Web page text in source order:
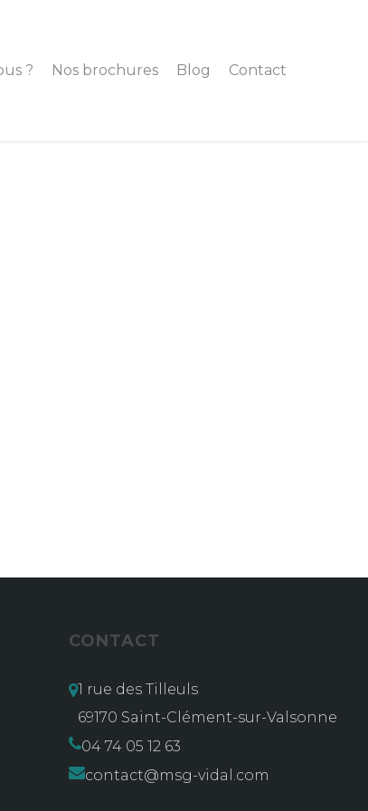
? Nos brochures Blog Contact
CONTACT
1 rue des Tilleuls
69170 Saint-Clément-sur-Valsonne
04 74 05 12 63
contact@msg-vidal.com